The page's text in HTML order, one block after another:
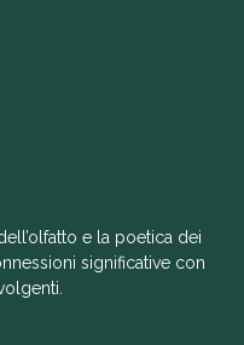
e la poetica dei
significative con